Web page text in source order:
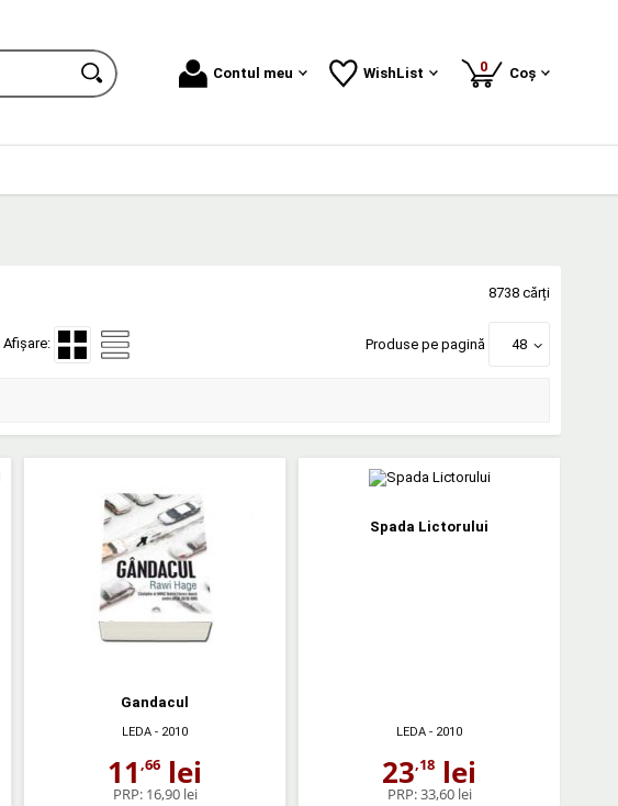
Contul meu WishList 0produse
Coș
8738 cărți
Afișare: Produse pe pagină 48
Gandacul
LEDA - 2010
11 ,66 lei
PRP: 16,90 lei
Spada Lictorului
LEDA - 2010
23,18 lei
PRP:33,60 lei